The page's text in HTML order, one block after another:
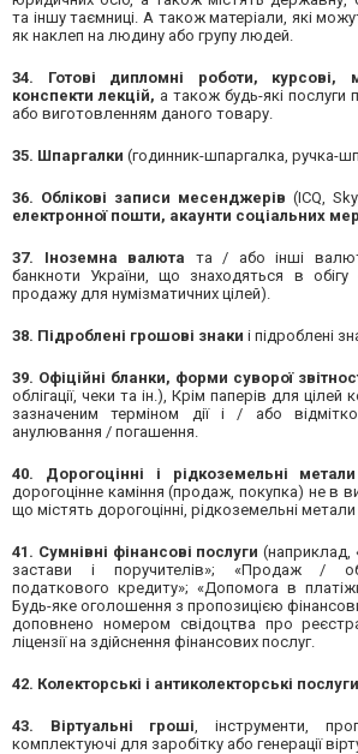
та іншу таємниці. А також матеріали, які
як наклеп на людину або групу людей.
34. Готові дипломні роботи, курсові,
конспекти лекцій, а також будь-які послуги
або виготовленням даного товару.
35. Шпаргалки (годинник-шпаргалка, ручка-
36. Облікові записи месенджерів (ICQ,
електронної пошти, акаунти соціальних
37. Іноземна валюта та / або інші
банкноти України, що знаходяться в обігу
продажу для нумізматичних цілей).
38. Підроблені грошові знаки і підроблені
39. Офіційні бланки, форми суворої
облігації, чеки та ін.), Крім паперів для цілей
зазначеним терміном дії і / або
анулювання / погашення.
40. Дорогоцінні і рідкоземельні метали
дорогоцінне каміння (продаж, покупка) не в
що містять дорогоцінні, рідкоземельні метали
41. Сумнівні фінансові послуги (наприклад,
застави і поручителів»; «Продаж /
податкового кредиту»; «Допомога в
Будь-яке оголошення з пропозицією
доповнено номером свідоцтва про
ліцензії на здійснення фінансових послуг.
42. Колекторські і антиколекторські
43. Віртуальні гроші, інструменти,
комплектуючі для заробітку або генерації